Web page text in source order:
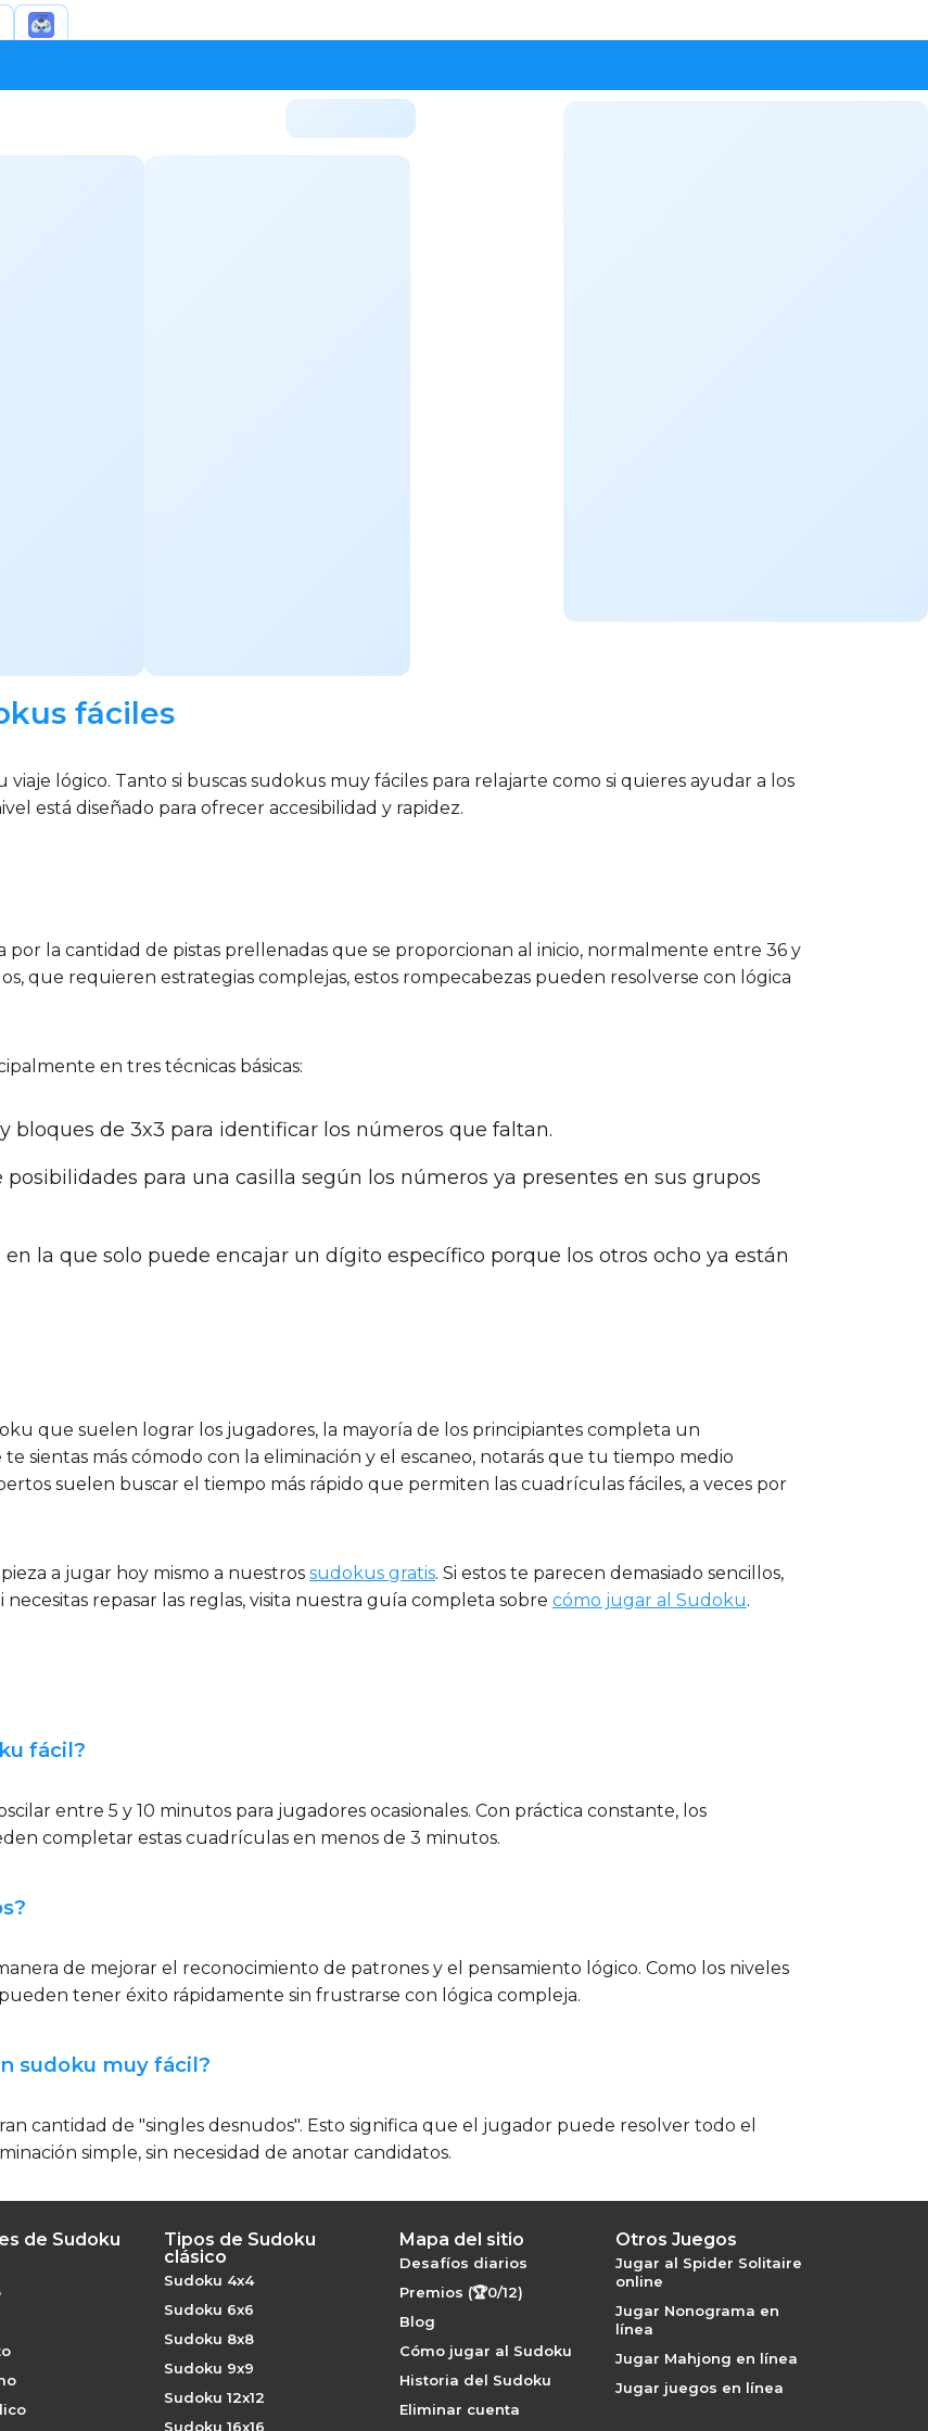
fáciles
lógico. Tanto si buscas sudokus muy fáciles para relajarte como si quieres ayudar a los
está diseñado para ofrecer accesibilidad y rapidez.
por la cantidad de pistas prellenadas que se proporcionan al inicio, normalmente entre 36 y
que requieren estrategias complejas, estos rompecabezas pueden resolverse con lógica
en tres técnicas básicas:
bloques de 3x3 para identificar los números que faltan.
para una casilla según los números ya presentes en sus grupos
la que solo puede encajar un dígito específico porque los otros ocho ya están
que suelen lograr los jugadores, la mayoría de los principiantes completa un
sientas más cómodo con la eliminación y el escaneo, notarás que tu tiempo medio
suelen buscar el tiempo más rápido que permiten las cuadrículas fáciles, a veces por
a jugar hoy mismo a nuestros sudokus gratis. Si estos te parecen demasiado sencillos,
necesitas repasar las reglas, visita nuestra guía completa sobre cómo jugar al Sudoku.
fácil?
entre 5 y 10 minutos para jugadores ocasionales. Con práctica constante, los
completar estas cuadrículas en menos de 3 minutos.
de mejorar el reconocimiento de patrones y el pensamiento lógico. Como los niveles
tener éxito rápidamente sin frustrarse con lógica compleja.
sudoku muy fácil?
cantidad de "singles desnudos". Esto significa que el jugador puede resolver todo el
simple, sin necesidad de anotar candidatos.
de Sudoku
Tipos de Sudoku
clásico
Sudoku 4x4
Sudoku 6x6
Sudoku 8x8
Sudoku 9x9
Sudoku 12x12
Sudoku 16x16
Mapa del sitio
Desafíos diarios
Premios (🏆0/12)
Blog
Cómo jugar al Sudoku
Historia del Sudoku
Eliminar cuenta
Otros Juegos
Jugar al Spider Solitaire
online
Jugar Nonograma en
línea
Jugar Mahjong en línea
Jugar juegos en línea